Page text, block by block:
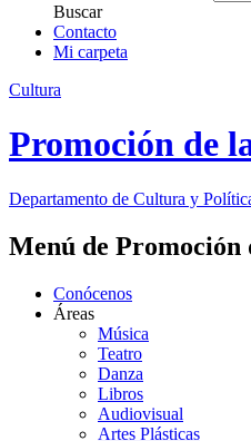
Buscar
Contacto
Mi carpeta
Cultura
Promoción de
Departamento de Cultura y
Menú de Promoción
Conócenos
Áreas
Música
Teatro
Danza
Libros
Audiovisual
Artes Plásticas